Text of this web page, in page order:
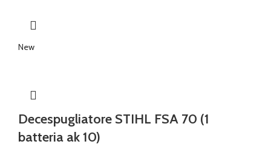
New
Decespugliatore STIHL FSA 70 (1
batteria ak 10)